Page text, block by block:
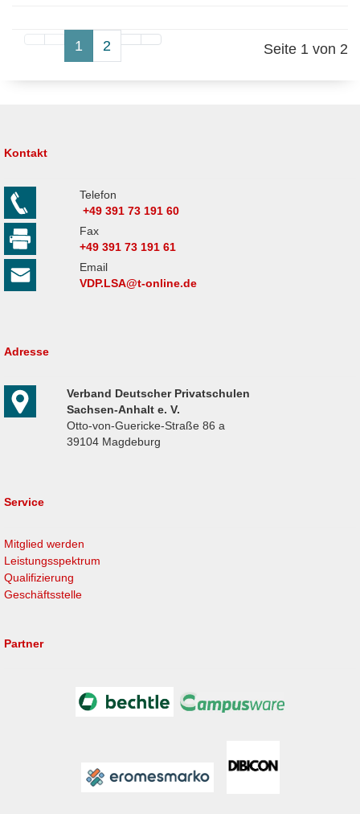
Seite 1 von 2
1 2
Kontakt
Telefon
+49 391 73 191 60
Fax
+49 391 73 191 61
Email
VDP.LSA@t-online.de
Adresse
Verband Deutscher Privatschulen
Sachsen-Anhalt e. V.
Otto-von-Guericke-Straße 86 a
39104 Magdeburg
Service
Mitglied werden
Leistungsspektrum
Qualifizierung
Geschäftsstelle
Partner